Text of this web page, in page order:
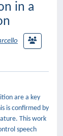
in a
are a key
is confirmed by
This work
speech